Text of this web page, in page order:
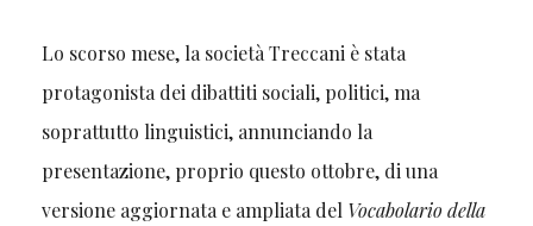
Lo scorso mese, la società Treccani è stata
protagonista dei dibattiti sociali, politici, ma
soprattutto linguistici, annunciando la
presentazione, proprio questo ottobre, di una
versione aggiornata e ampliata del Vocabolario della